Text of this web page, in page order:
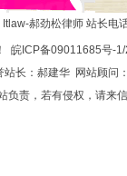
Itlaw-郝劲松律师 站长电
皖ICP备09011685号-1/
长：郝建华 网站顾问
责，若有侵权，请来